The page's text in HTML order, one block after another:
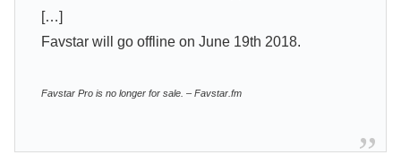
[…]
Favstar will go offline on June 19th 2018.
Favstar Pro is no longer for sale. – Favstar.fm